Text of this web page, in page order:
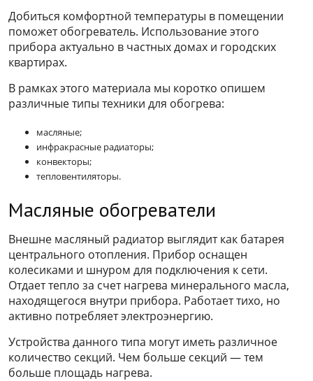
Добиться комфортной температуры в помещении
поможет обогреватель. Использование этого
прибора актуально в частных домах и городских
квартирах.
В рамках этого материала мы коротко опишем
различные типы техники для обогрева:
масляные;
инфракрасные радиаторы;
конвекторы;
тепловентиляторы.
Масляные обогреватели
Внешне масляный радиатор выглядит как батарея
центрального отопления. Прибор оснащен
колесиками и шнуром для подключения к сети.
Отдает тепло за счет нагрева минерального масла,
находящегося внутри прибора. Работает тихо, но
активно потребляет электроэнергию.
Устройства данного типа могут иметь различное
количество секций. Чем больше секций — тем
больше площадь нагрева.